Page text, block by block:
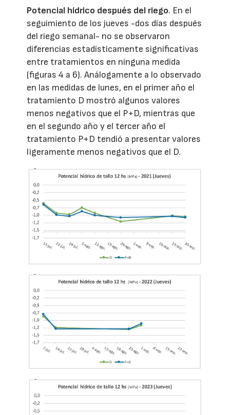
Potencial hídrico después del riego. En el
seguimiento de los jueves -dos días después
del riego semanal- no se observaron
diferencias estadísticamente significativas
entre tratamientos en ninguna medida
(figuras 4 a 6). Análogamente a lo observado
en las medidas de lunes, en el primer año el
tratamiento D mostró algunos valores
menos negativos que el P+D, mientras que
en el segundo año y el tercer año el
tratamiento P+D tendió a presentar valores
ligeramente menos negativos que el D.